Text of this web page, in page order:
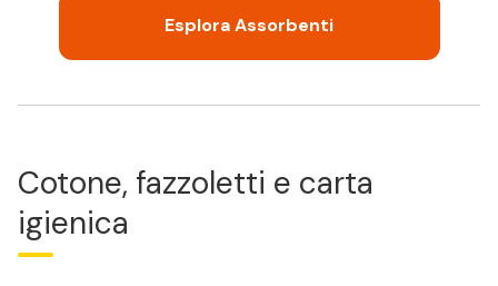
Esplora Assorbenti
Cotone, fazzoletti e carta
igienica